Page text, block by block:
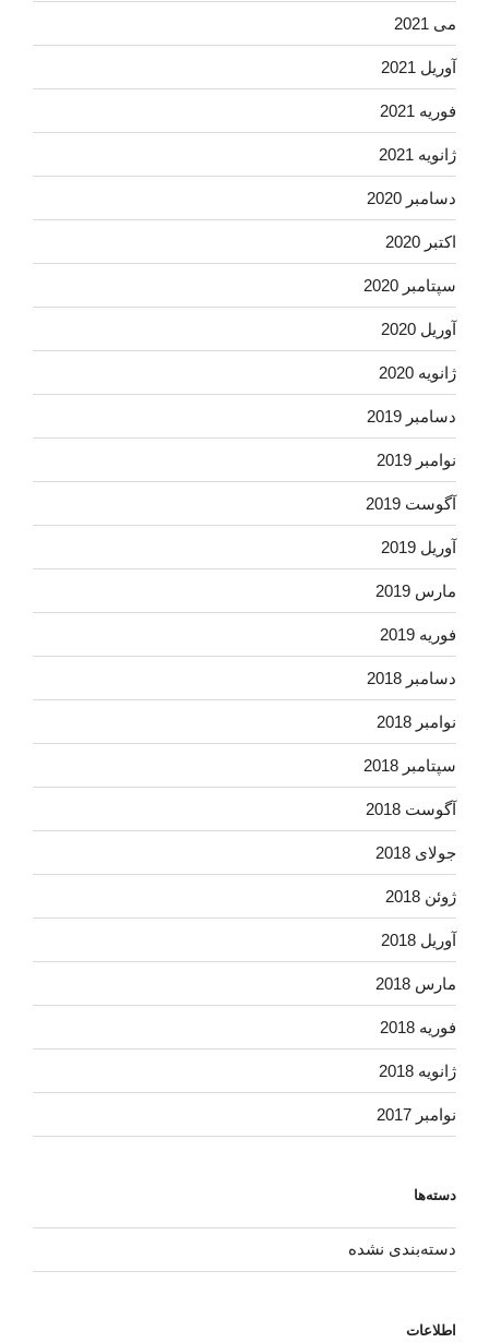
می 2021
آوریل 2021
فوریه 2021
ژانویه 2021
دسامبر 2020
اکتبر 2020
سپتامبر 2020
آوریل 2020
ژانویه 2020
دسامبر 2019
نوامبر 2019
آگوست 2019
آوریل 2019
مارس 2019
فوریه 2019
دسامبر 2018
نوامبر 2018
سپتامبر 2018
آگوست 2018
جولای 2018
ژوئن 2018
آوریل 2018
مارس 2018
فوریه 2018
ژانویه 2018
نوامبر 2017
دسته‌ها
دسته‌بندی نشده
اطلاعات